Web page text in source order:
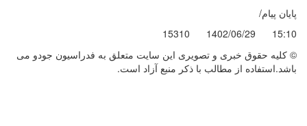
پایان پیام/
15:10
1402/06/29
15310
© کليه حقوق خبری و تصويری اين سايت متعلق به فدراسیون جودو می
باشد.استفاده از مطالب با ذكر منبع آزاد است.